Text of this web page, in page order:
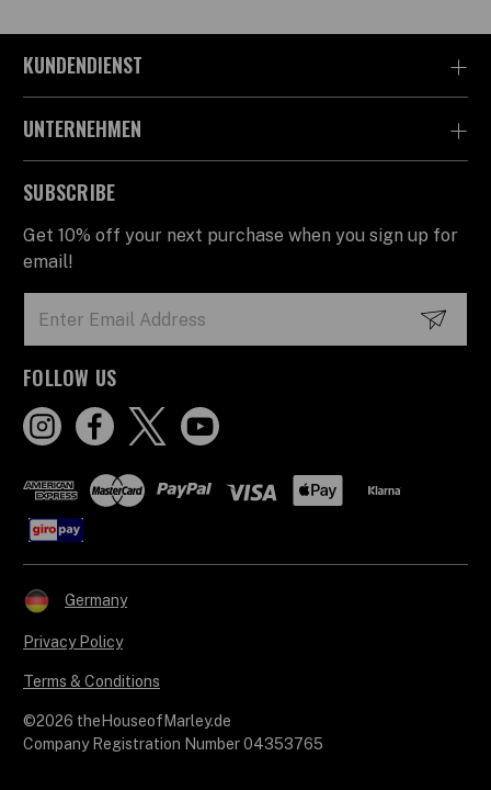
KUNDENDIENST
UNTERNEHMEN
SUBSCRIBE
Get 10% off your next purchase when you sign up for
email!
Address
FOLLOW US
Germany
Privacy Policy
Terms & Conditions
©2026 theHouseofMarley.de
Company Registration Number 04353765